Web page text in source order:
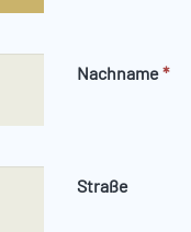
Nachname*
Straße